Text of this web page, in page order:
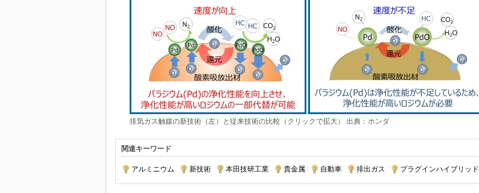
排気ガス触媒の新技術（左）と従来技術の比較（クリックで拡大） 出典：ホンダ
関連キーワード
アルミニウム 新技術 本田技研工業 貴金属 自動車 排出ガス プラグインハイブリッド